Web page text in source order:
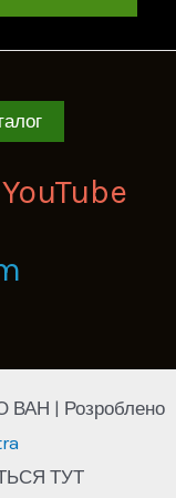
YouTube
ВАН | Розроблено
ТУТ